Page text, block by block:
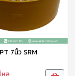
7นิ้ว SRM